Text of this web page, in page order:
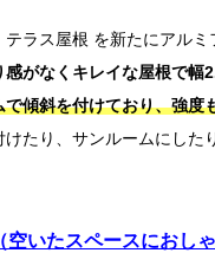
テラス屋根 を新たにアルミ
感がなくキレイな屋根で幅
で傾斜を付けており、強度
けたり、サンルームにした
（空いたスペースにおし